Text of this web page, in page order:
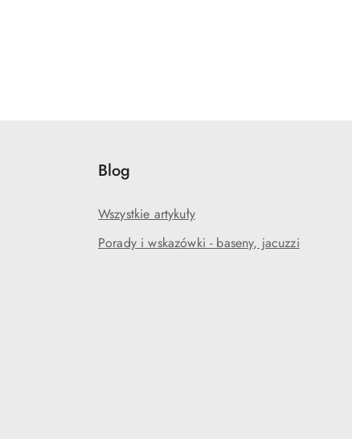
Blog
Wszystkie artykuły
Porady i wskazówki - baseny, jacuzzi